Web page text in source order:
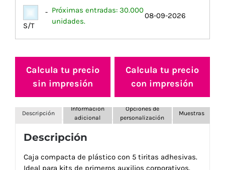
-
S/T
Próximas entradas: 30.000
unidades.
08-09-2026
Calcula tu precio
sin impresión
Calcula tu precio
con impresión
Descripción
Información
adicional
Opciones de
personalización
Muestras
Descripción
Caja compacta de plástico con 5 tiritas adhesivas.
Ideal para kits de primeros auxilios corporativos.